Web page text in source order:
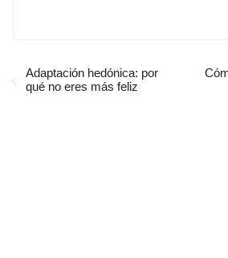
Adaptación hedónica: por
qué no eres más feliz